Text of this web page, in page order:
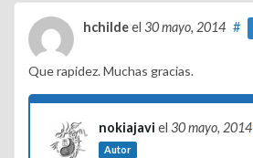
hchildeel 30 mayo, 2014 #
Que rapidez. Muchas gracias.
nokiajavi el 30 mayo, 2014
Autor